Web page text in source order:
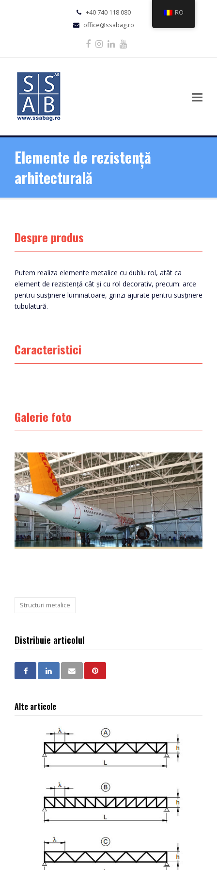
+40 740 118 080
office@ssabag.ro
Facebook
Instagram
LinkedIn
Youtube
Elemente de rezistență
arhitecturală
Despre produs
Putem realiza elemente metalice cu dublu rol, atât ca
element de rezistență cât și cu rol decorativ, precum: arce
pentru susținere luminatoare, grinzi ajurate pentru susținere
tubulatură.
Caracteristici
Galerie foto
Structuri metalice
Distribuie articolul
Alte articole
RO